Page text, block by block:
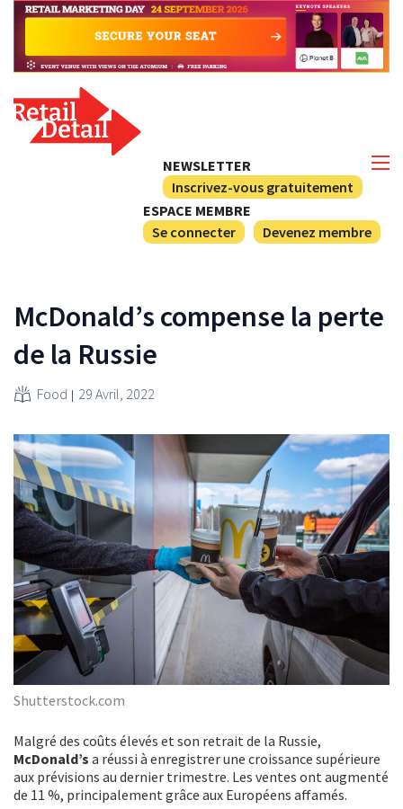
NEWSLETTER
Inscrivez-vous gratuitement
ESPACE MEMBRE
Se connecter
Devenez membre
McDonald’s compense la perte
de la Russie
Food 29 Avril, 2022
Shutterstock.com
Malgré des coûts élevés et son retrait de la Russie,
McDonald’s a réussi à enregistrer une croissance supérieure
aux prévisions au dernier trimestre. Les ventes ont augmenté
de 11 %, principalement grâce aux Européens affamés.